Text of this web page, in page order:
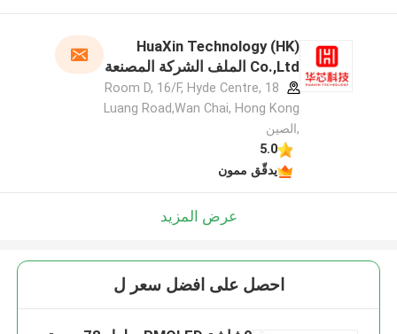
HuaXin Technology (HK)
Co.,Ltd الملف الشركة المصنعة
Room D, 16/F, Hyde Centre, 18
Luang Road,Wan Chai, Hong Kong
,الصين
5.0
يدقّق ممون
عرض المزيد
احصل على افضل سعر ل